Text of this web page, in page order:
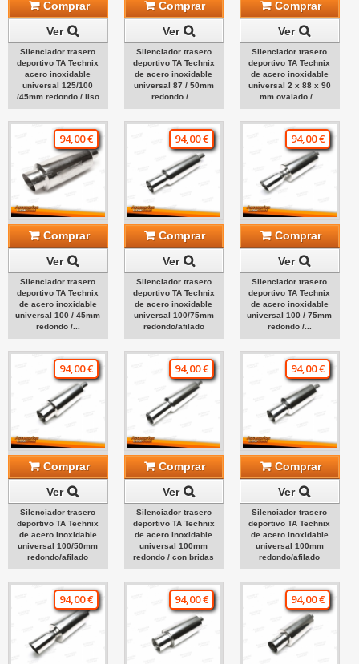
Comprar
Ver
Silenciador trasero
deportivo TA Technix
acero inoxidable
universal 125/100
/45mm redondo / liso
Comprar
Ver
Silenciador trasero
deportivo TA Technix
de acero inoxidable
universal 87 / 50mm
redondo /...
Comprar
Ver
Silenciador trasero
deportivo TA Technix
de acero inoxidable
universal 2 x 88 x 90
mm ovalado /...
94,00 €
Comprar
Ver
Silenciador trasero
deportivo TA Technix
de acero inoxidable
universal 100 / 45mm
redondo /...
94,00 €
Comprar
Ver
Silenciador trasero
deportivo TA Technix
de acero inoxidable
universal 100/75mm
redondo/afilado
94,00 €
Comprar
Ver
Silenciador trasero
deportivo TA Technix
de acero inoxidable
universal 100 / 75mm
redondo /...
94,00 €
Comprar
Ver
Silenciador trasero
deportivo TA Technix
de acero inoxidable
universal 100/50mm
redondo/afilado
94,00 €
Comprar
Ver
Silenciador trasero
deportivo TA Technix
de acero inoxidable
universal 100mm
redondo / con bridas
94,00 €
Comprar
Ver
Silenciador trasero
deportivo TA Technix
de acero inoxidable
universal 100mm
redondo/afilado
94,00 € 94,00 € 94,00 €